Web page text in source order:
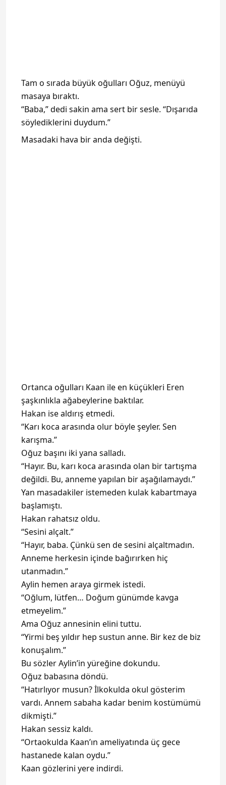
Tam o sırada büyük oğulları Oğuz, menüyü
masaya bıraktı.
“Baba,” dedi sakin ama sert bir sesle. “Dışarıda
söylediklerini duydum.”
Masadaki hava bir anda değişti.
Ortanca oğulları Kaan ile en küçükleri Eren
şaşkınlıkla ağabeylerine baktılar.
Hakan ise aldırış etmedi.
“Karı koca arasında olur böyle şeyler. Sen
karışma.”
Oğuz başını iki yana salladı.
“Hayır. Bu, karı koca arasında olan bir tartışma
değildi. Bu, anneme yapılan bir aşağılamaydı.”
Yan masadakiler istemeden kulak kabartmaya
başlamıştı.
Hakan rahatsız oldu.
“Sesini alçalt.”
“Hayır, baba. Çünkü sen de sesini alçaltmadın.
Anneme herkesin içinde bağırırken hiç
utanmadın.”
Aylin hemen araya girmek istedi.
“Oğlum, lütfen… Doğum günümde kavga
etmeyelim.”
Ama Oğuz annesinin elini tuttu.
“Yirmi beş yıldır hep sustun anne. Bir kez de biz
konuşalım.”
Bu sözler Aylin’in yüreğine dokundu.
Oğuz babasına döndü.
“Hatırlıyor musun? İlkokulda okul gösterim
vardı. Annem sabaha kadar benim kostümümü
dikmişti.”
Hakan sessiz kaldı.
“Ortaokulda Kaan’ın ameliyatında üç gece
hastanede kalan oydu.”
Kaan gözlerini yere indirdi.